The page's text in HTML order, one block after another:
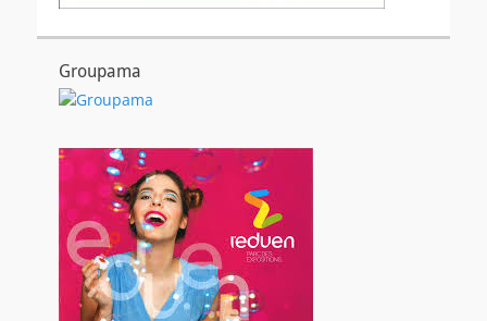
Groupama